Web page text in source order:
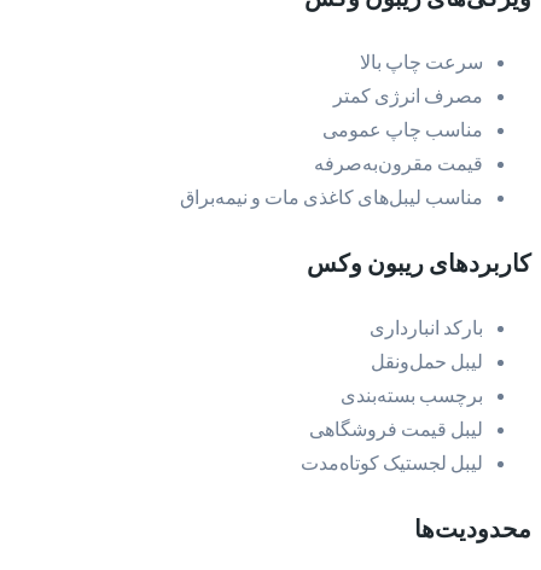
سرعت چاپ بالا
مصرف انرژی کمتر
مناسب چاپ عمومی
قیمت مقرون‌به‌صرفه
مناسب لیبل‌های کاغذی مات و نیمه‌براق
کاربردهای ریبون وکس
بارکد انبارداری
لیبل حمل‌ونقل
برچسب بسته‌بندی
لیبل قیمت فروشگاهی
لیبل لجستیک کوتاه‌مدت
محدودیت‌ها